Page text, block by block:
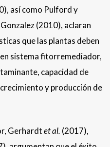
así como Pulford y
(2010), aclaran
que las plantas deben
sistema fitorremediador,
capacidad de
y producción de
Gerhardtet al. (2017),